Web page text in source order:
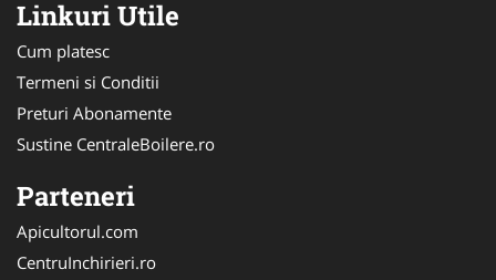
Linkuri Utile
Cum platesc
Termeni si Conditii
Preturi Abonamente
Sustine CentraleBoilere.ro
Parteneri
Apicultorul.com
CentruInchirieri.ro